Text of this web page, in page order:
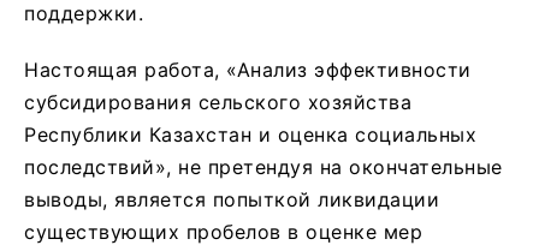
поддержки.
Настоящая работа, «Анализ эффективности
субсидирования сельского хозяйства
Республики Казахстан и оценка социальных
последствий», не претендуя на окончательные
выводы, является попыткой ликвидации
существующих пробелов в оценке мер